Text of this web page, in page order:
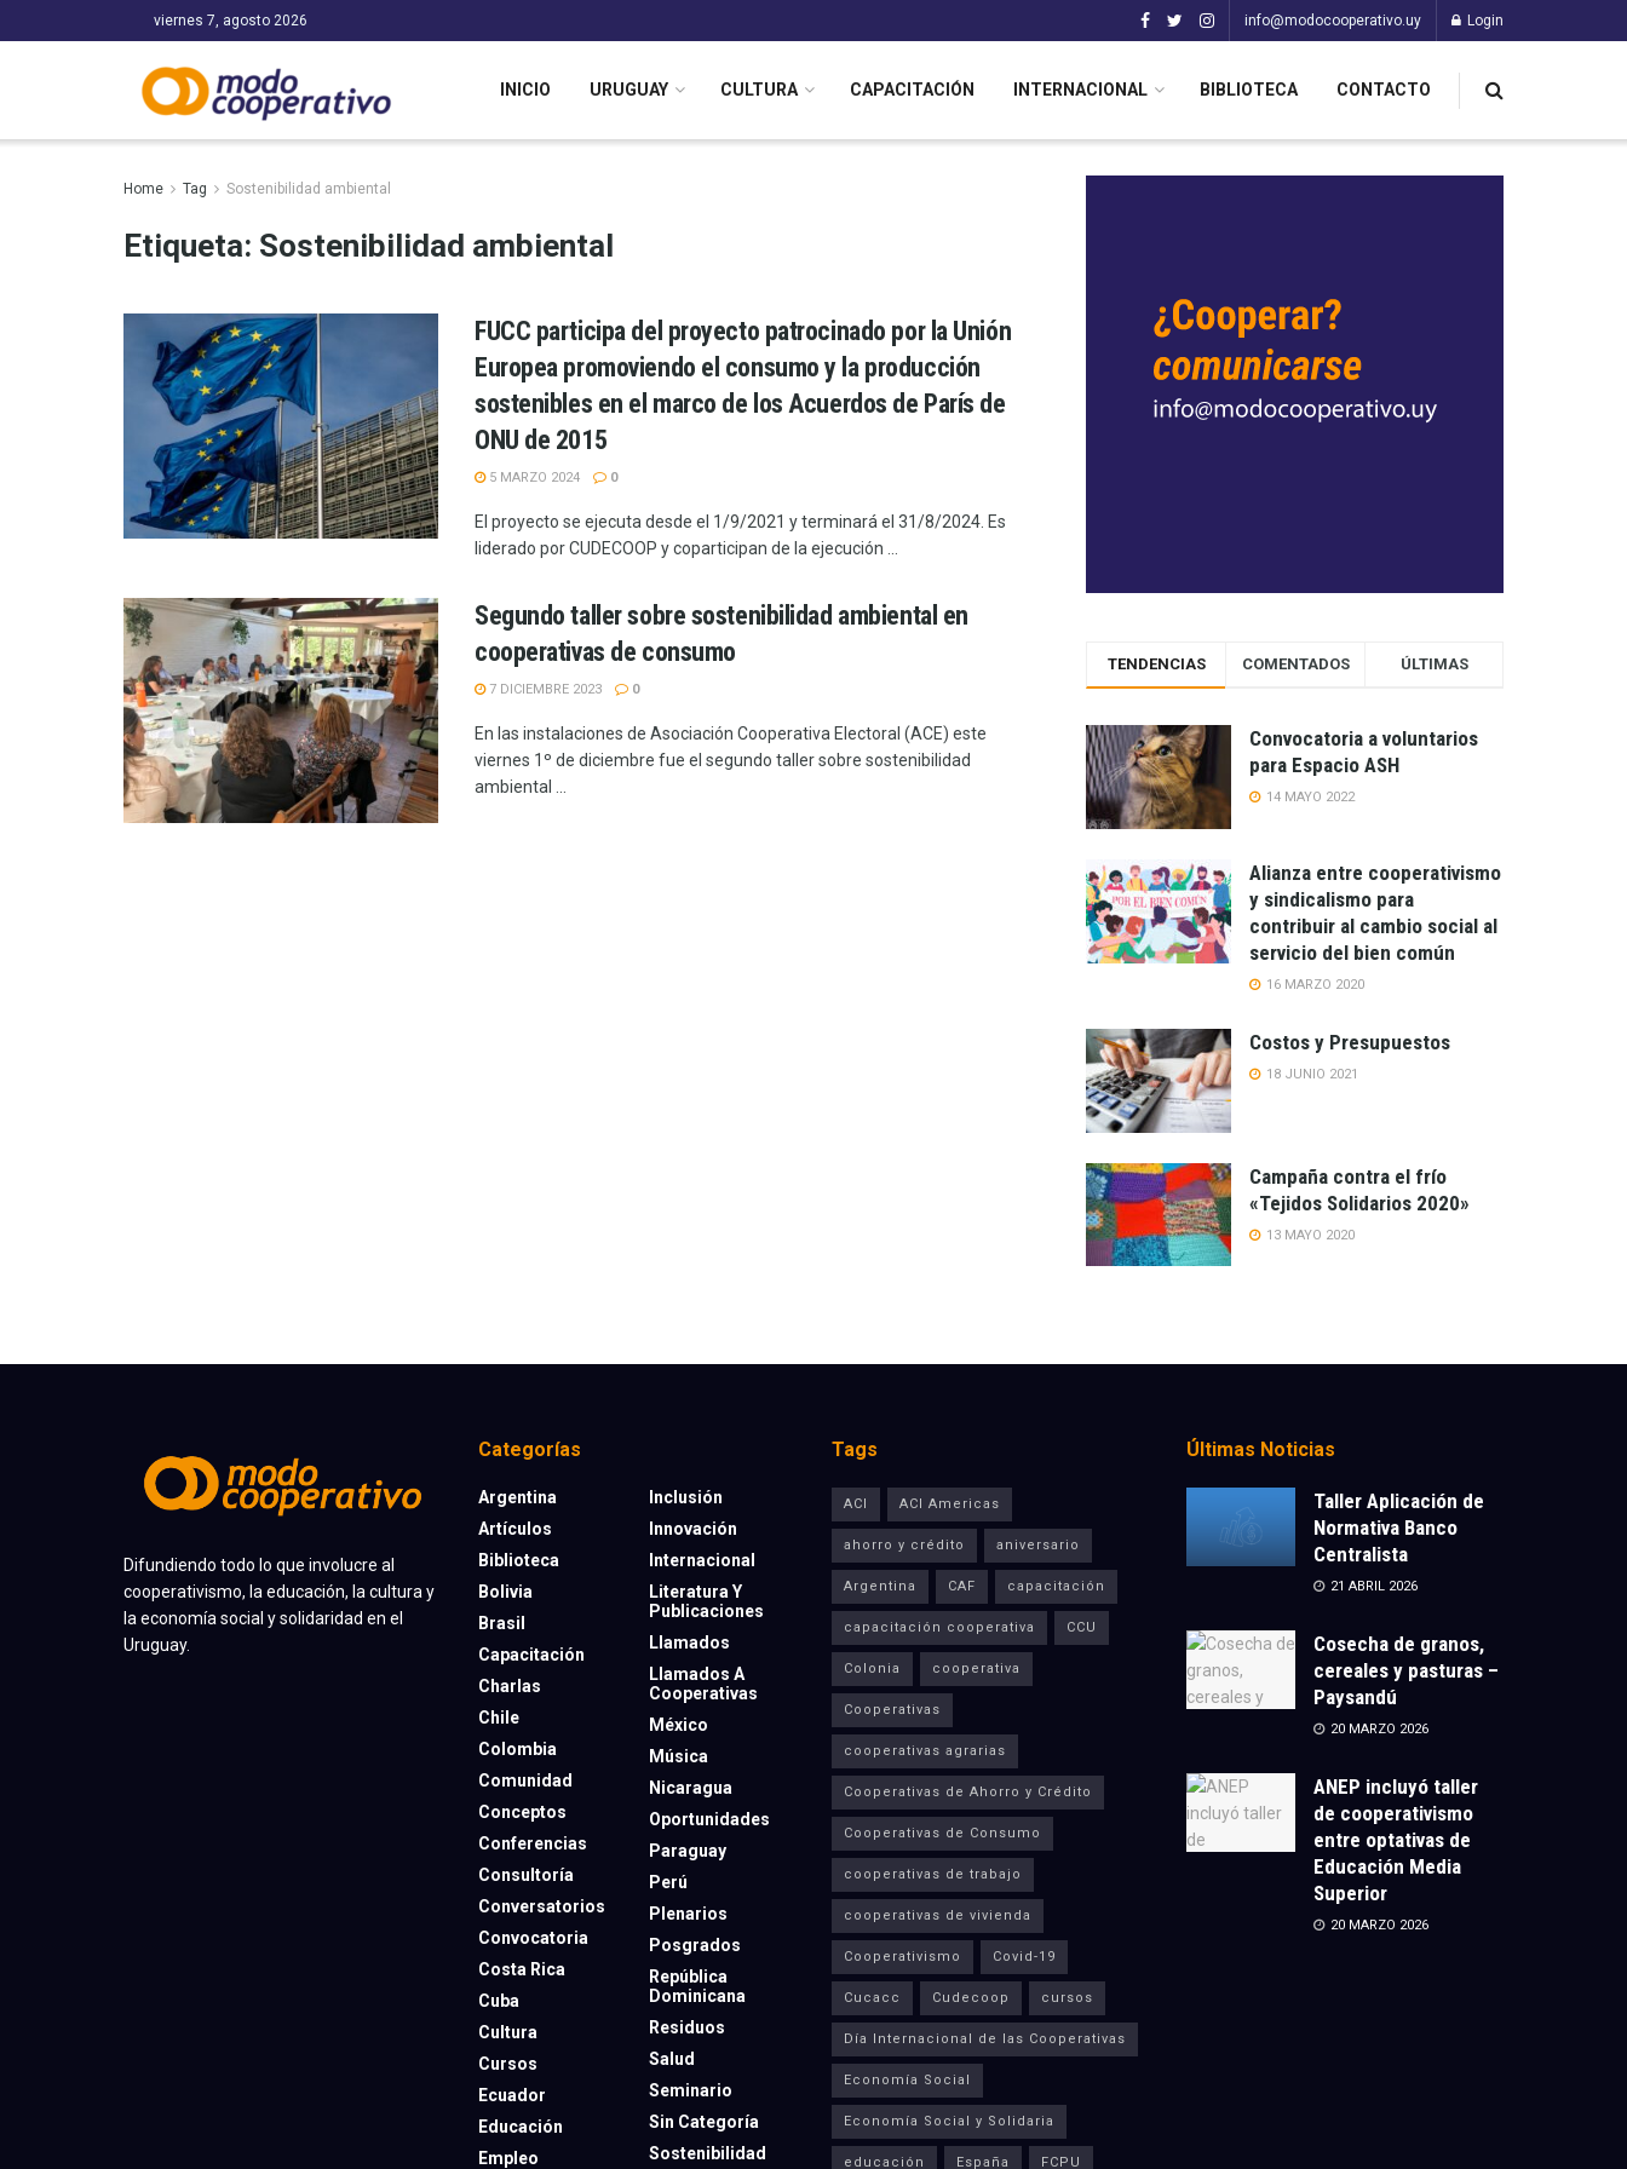
viernes 7, agosto 2026 info@modocooperativo.uy Login
INICIO URUGUAY CULTURA CAPACITACIÓN INTERNACIONAL BIBLIOTECA CONTACTO
Home Tag Sostenibilidad ambiental
Etiqueta: Sostenibilidad ambiental
FUCC participa del proyecto patrocinado por la Unión
Europea promoviendo el consumo y la producción
sostenibles en el marco de los Acuerdos de París de
ONU de 2015
5 MARZO 2024 0
El proyecto se ejecuta desde el 1/9/2021 y terminará el 31/8/2024. Es
liderado por CUDECOOP y coparticipan de la ejecución ...
Segundo taller sobre sostenibilidad ambiental en
cooperativas de consumo
7 DICIEMBRE 2023 0
En las instalaciones de Asociación Cooperativa Electoral (ACE) este
viernes 1º de diciembre fue el segundo taller sobre sostenibilidad
ambiental ...
TENDENCIAS COMENTADOS ÚLTIMAS
Convocatoria a voluntarios
para Espacio ASH
14 MAYO 2022
Alianza entre cooperativismo
y sindicalismo para
contribuir al cambio social al
servicio del bien común
16 MARZO 2020
Costos y Presupuestos
18 JUNIO 2021
Campaña contra el frío
«Tejidos Solidarios 2020»
13 MAYO 2020
Difundiendo todo lo que involucre al
cooperativismo, la educación, la cultura y
la economía social y solidaridad en el
Uruguay.
Categorías
Argentina
Artículos
Biblioteca
Bolivia
Brasil
Capacitación
Charlas
Chile
Colombia
Comunidad
Conceptos
Conferencias
Consultoría
Conversatorios
Convocatoria
Costa Rica
Cuba
Cultura
Cursos
Ecuador
Educación
Empleo
Inclusión
Innovación
Internacional
Literatura Y
Publicaciones
Llamados
Llamados A
Cooperativas
México
Música
Nicaragua
Oportunidades
Paraguay
Perú
Plenarios
Posgrados
República
Dominicana
Residuos
Salud
Seminario
Sin Categoría
Sostenibilidad
Tags
ACI ACI Americas
ahorro y crédito aniversario
Argentina CAF capacitación
capacitación cooperativa CCU
Colonia cooperativa
Cooperativas
cooperativas agrarias
Cooperativas de Ahorro y Crédito
Cooperativas de Consumo
cooperativas de trabajo
cooperativas de vivienda
Cooperativismo Covid-19
Cucacc Cudecoop cursos
Día Internacional de las Cooperativas
Economía Social
Economía Social y Solidaria
educación España FCPU
Últimas Noticias
Taller Aplicación de
Normativa Banco
Centralista
21 ABRIL 2026
Cosecha de granos,
cereales y pasturas –
Paysandú
20 MARZO 2026
ANEP incluyó taller
de cooperativismo
entre optativas de
Educación Media
Superior
20 MARZO 2026